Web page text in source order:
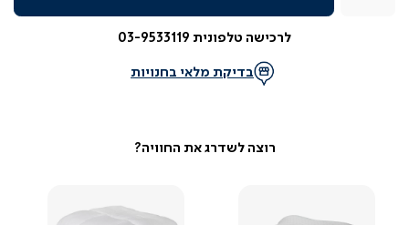
לרכישה טלפונית 03-9533119
בדיקת מלאי בחנויות